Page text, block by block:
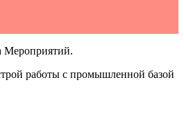
Мероприятий.
работы с промышленной базой